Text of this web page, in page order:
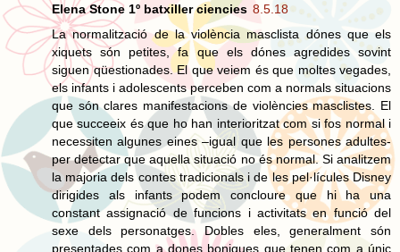
Elena Stone 1º batxiller ciencies 8.5.18
La normalització de la violència masclista dónes que els
xiquets són petites, fa que els dónes agredides sovint
siguen qüestionades. El que veiem és que moltes vegades,
els infants i adolescents perceben com a normals situacions
que són clares manifestacions de violències masclistes. El
que succeeix és que ho han interioritzat com si fos normal i
necessiten algunes eines –igual que les persones adultes-
per detectar que aquella situació no és normal. Si analitzem
la majoria dels contes tradicionals i de les pel·lícules Disney
dirigides als infants podem concloure que hi ha una
constant assignació de funcions i activitats en funció del
sexe dels personatges. Dobles eles, generalment són
presentades com a dones boniques que tenen com a únic